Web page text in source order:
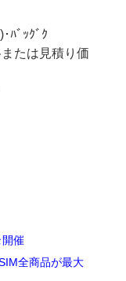
ﾊﾞｯｸﾞｸ
は見積り価
開催
全商品が最大